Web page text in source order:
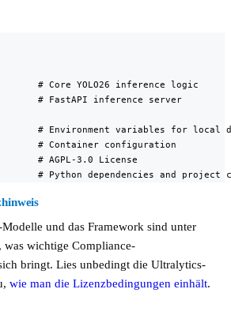
# Core YOLO26 inference logic
# FastAPI inference server
# Environment variables for local
# Container configuration
# AGPL-3.0 License
# Python dependencies and project
und das Framework sind unter
wichtige Compliance-
bringt. Lies unbedingt die Ultralytics-
wie man die Lizenzbedingungen einhält.